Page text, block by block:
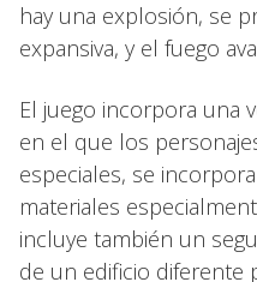
hay una explosión, se
expansiva, y el fuego
El juego incorpora una
en el que los
especiales, se
materiales
incluye también un
de un edificio diferente